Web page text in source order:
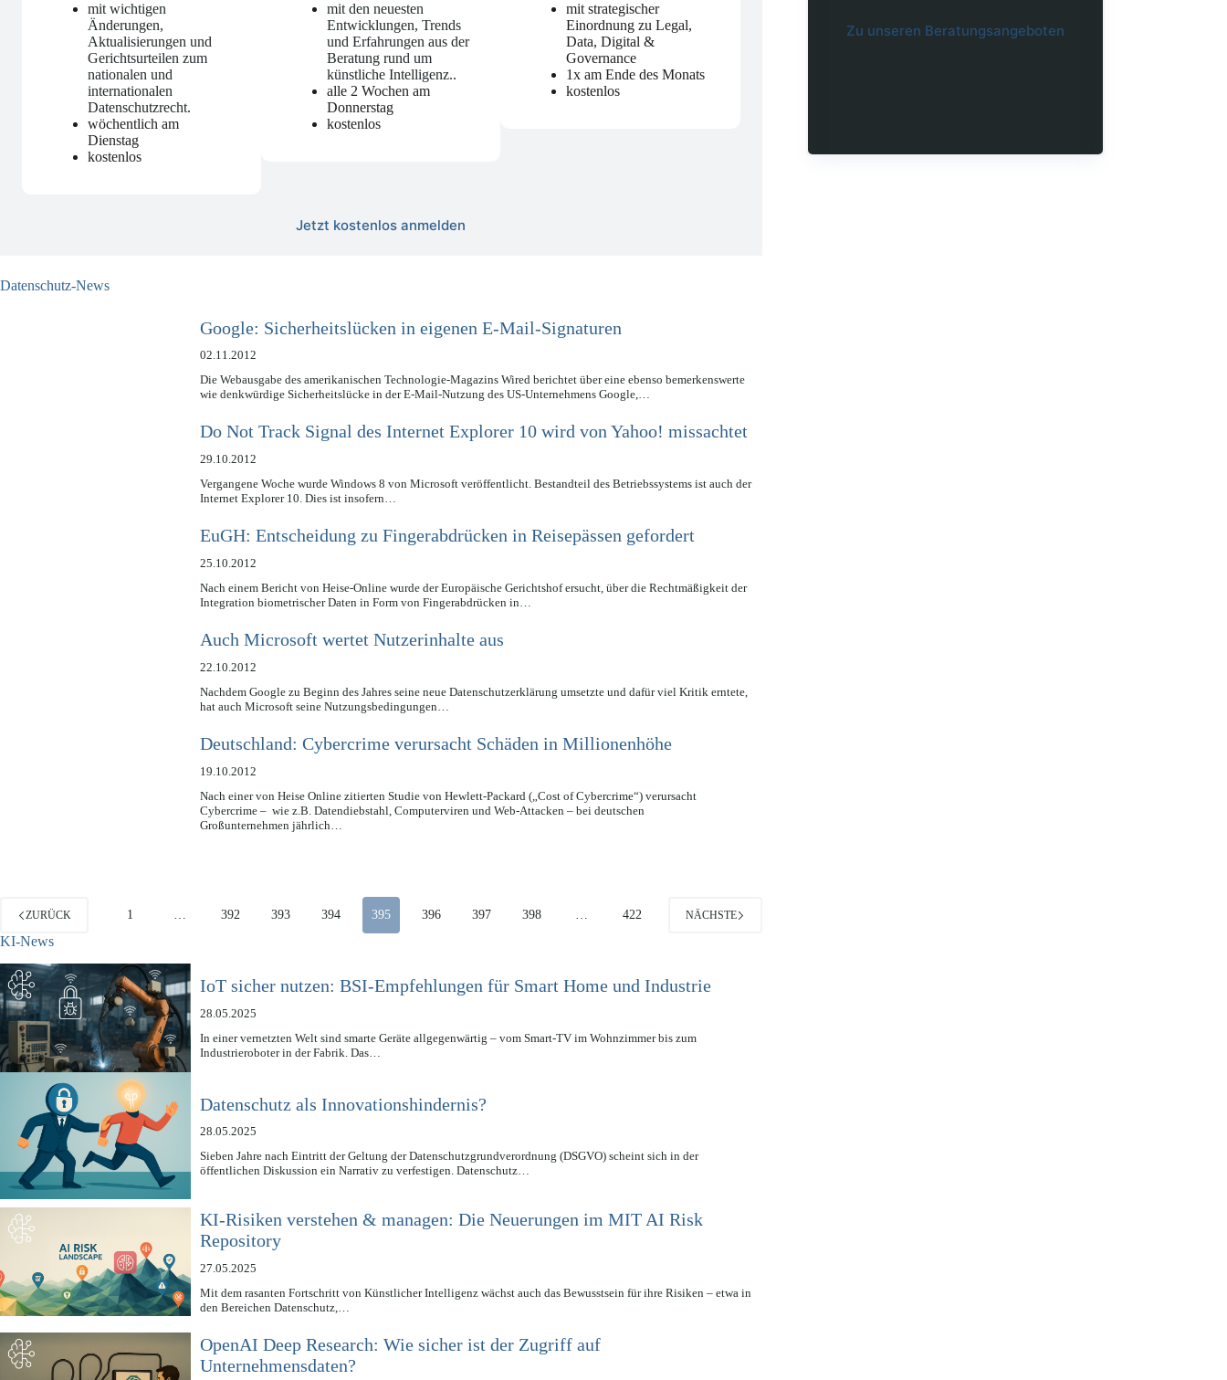
mit wichtigen
Änderungen,
Aktualisierungen und
Gerichtsurteilen zum
nationalen und
internationalen
Datenschutzrecht.
wöchentlich am
Dienstag
kostenlos
mit den neuesten
Entwicklungen, Trends
und Erfahrungen aus der
Beratung rund um
künstliche Intelligenz..
alle 2 Wochen am
Donnerstag
kostenlos
mit strategischer
Einordnung zu Legal,
Data, Digital &
Governance
1x am Ende des Monats
kostenlos
Jetzt kostenlos anmelden
Datenschutz-News
Google: Sicherheitslücken in eigenen E-Mail-Signaturen
02.11.2012
Die Webausgabe des amerikanischen Technologie-Magazins Wired berichtet über eine ebenso bemerkenswerte
wie denkwürdige Sicherheitslücke in der E-Mail-Nutzung des US-Unternehmens Google,…
Do Not Track Signal des Internet Explorer 10 wird von Yahoo! missachtet
29.10.2012
Vergangene Woche wurde Windows 8 von Microsoft veröffentlicht. Bestandteil des Betriebssystems ist auch der
Internet Explorer 10. Dies ist insofern…
EuGH: Entscheidung zu Fingerabdrücken in Reisepässen gefordert
25.10.2012
Nach einem Bericht von Heise-Online wurde der Europäische Gerichtshof ersucht, über die Rechtmäßigkeit der
Integration biometrischer Daten in Form von Fingerabdrücken in…
Auch Microsoft wertet Nutzerinhalte aus
22.10.2012
Nachdem Google zu Beginn des Jahres seine neue Datenschutzerklärung umsetzte und dafür viel Kritik erntete,
hat auch Microsoft seine Nutzungsbedingungen…
Deutschland: Cybercrime verursacht Schäden in Millionenhöhe
19.10.2012
Nach einer von Heise Online zitierten Studie von Hewlett-Packard („Cost of Cybercrime“) verursacht
Cybercrime – wie z.B. Datendiebstahl, Computerviren und Web-Attacken – bei deutschen
Großunternehmen jährlich…
ZURÜCK 1 … 392 393 394 395 396 397 398 … 422 NÄCHSTE
KI-News
IoT sicher nutzen: BSI-Empfehlungen für Smart Home und Industrie
28.05.2025
In einer vernetzten Welt sind smarte Geräte allgegenwärtig – vom Smart-TV im Wohnzimmer bis zum
Industrieroboter in der Fabrik. Das…
Datenschutz als Innovationshindernis?
28.05.2025
Sieben Jahre nach Eintritt der Geltung der Datenschutzgrundverordnung (DSGVO) scheint sich in der
öffentlichen Diskussion ein Narrativ zu verfestigen. Datenschutz…
KI-Risiken verstehen & managen: Die Neuerungen im MIT AI Risk
Repository
27.05.2025
Mit dem rasanten Fortschritt von Künstlicher Intelligenz wächst auch das Bewusstsein für ihre Risiken – etwa in
den Bereichen Datenschutz,…
OpenAI Deep Research: Wie sicher ist der Zugriff auf
Unternehmensdaten?
Zu unseren Beratungsangeboten